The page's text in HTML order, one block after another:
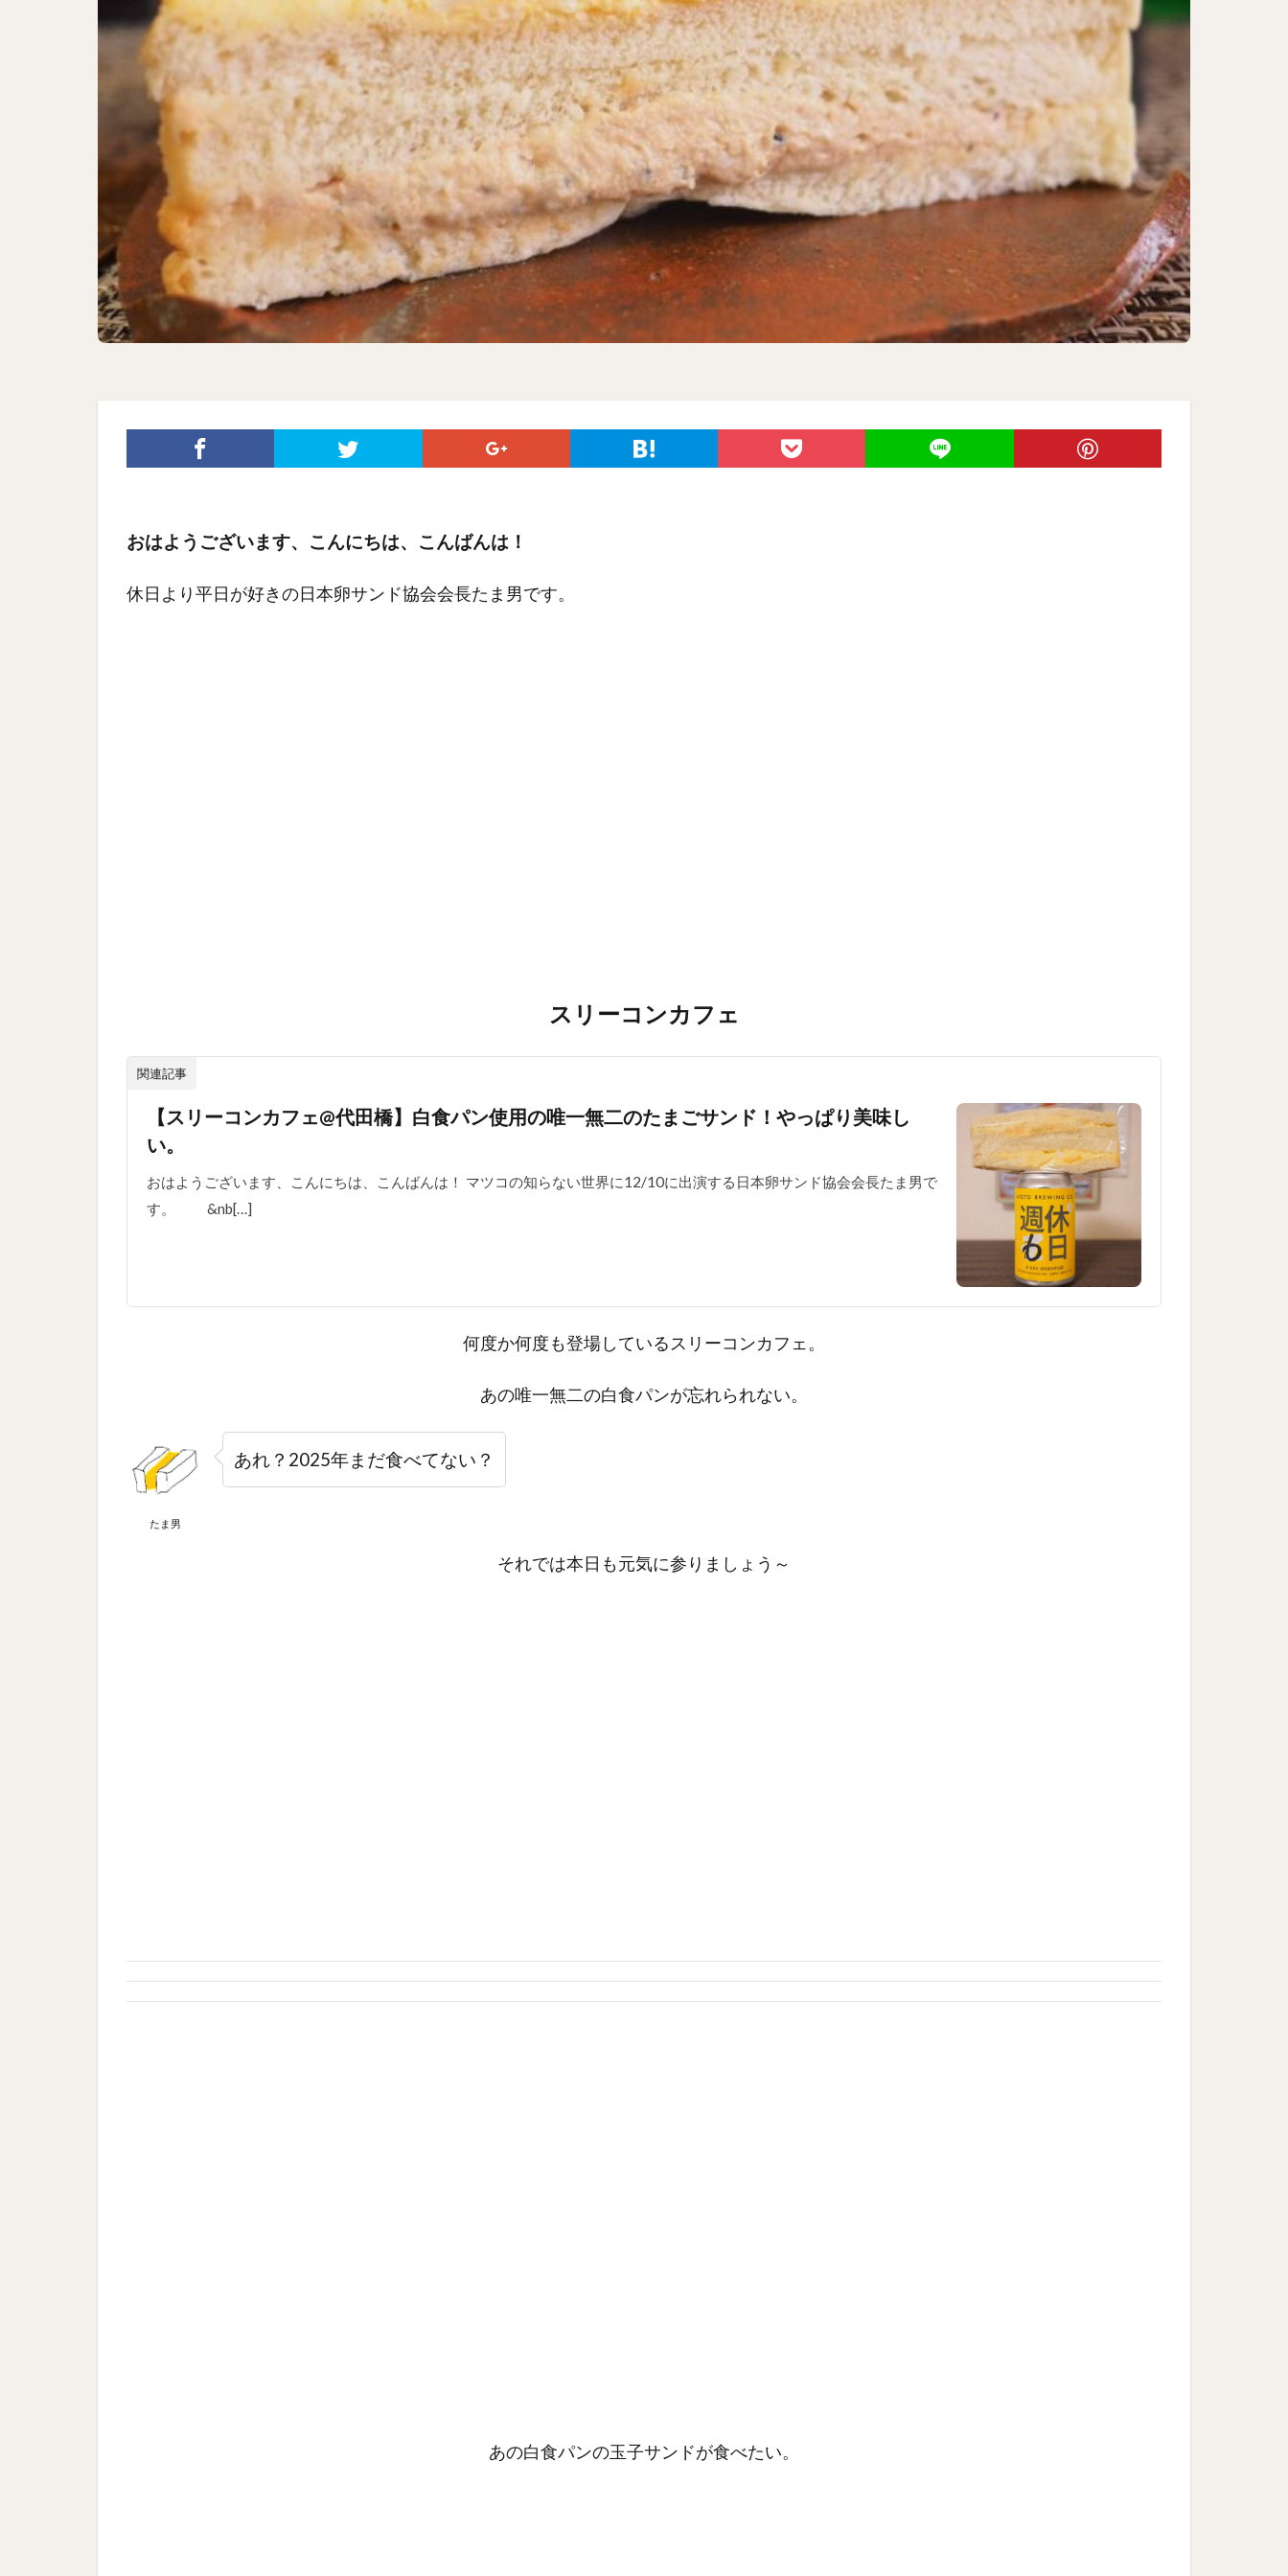
おはようございます、こんにちは、こんばんは！
休日より平日が好きの日本卵サンド協会会長たま男です。
スリーコンカフェ
関連記事
【スリーコンカフェ@代田橋】白食パン使用の唯一無二のたまごサンド！やっぱり美味し
い。
おはようございます、こんにちは、こんばんは！ マツコの知らない世界に12/10に出演する日本卵サンド協会会長たま男で
す。 &nb[…]
何度か何度も登場しているスリーコンカフェ。
あの唯一無二の白食パンが忘れられない。
たま男
あれ？2025年まだ食べてない？
それでは本日も元気に参りましょう～
あの白食パンの玉子サンドが食べたい。